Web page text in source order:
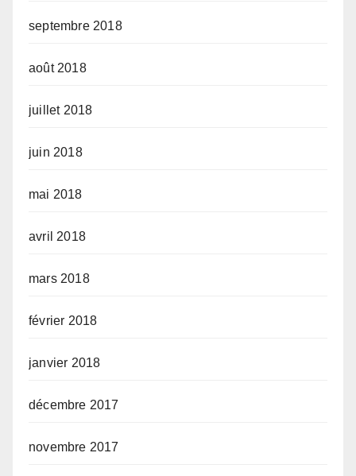
septembre 2018
août 2018
juillet 2018
juin 2018
mai 2018
avril 2018
mars 2018
février 2018
janvier 2018
décembre 2017
novembre 2017